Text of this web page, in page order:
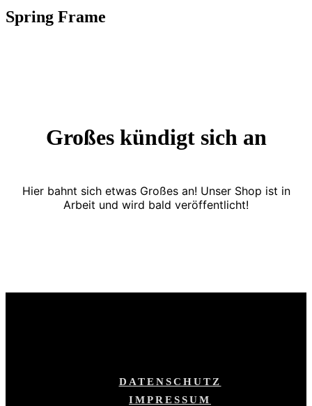
Spring Frame
Großes kündigt sich an
Hier bahnt sich etwas Großes an! Unser Shop ist in
Arbeit und wird bald veröffentlicht!
DATENSCHUTZ
IMPRESSUM